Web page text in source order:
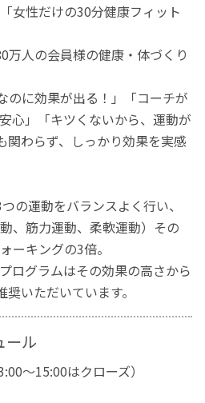
女性だけの30分健康フィット
万人の会員様の健康・体づくり
のに効果が出る！」「コーチが
心」「キツくないから、運動が
関わらず、しっかり効果を実感
の運動をバランスよく行い、
、筋力運動、柔軟運動）その
ーキングの3倍。
ログラムはその効果の高さから
いただいています。
ール
～15:00はクローズ）